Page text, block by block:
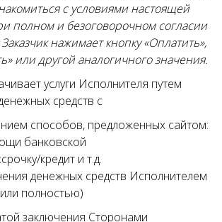
с условиями настоящей
полном и безоговорочном согласии
нажимает кнопку «Оплатить»,
или другой аналогичного значения.
услуги Исполнителя путем
средств с
способов, предложенных сайтом:
банковской
кредит и т.д.
денежных средств Исполнителем
полностью)
заключения Сторонами